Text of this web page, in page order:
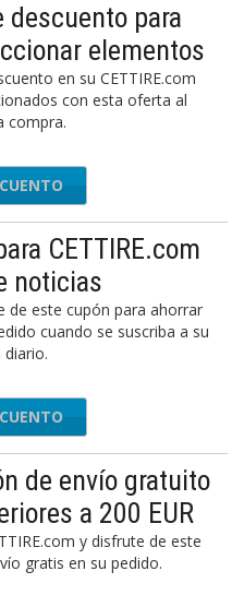
descuento para
elementos
en su CETTIRE.com
con esta oferta al
compra.
CETTIRE.com
noticias
de este cupón para ahorrar
cuando se suscriba a su
de envío gratuito
a 200 EUR
y disfrute de este
gratis en su pedido.